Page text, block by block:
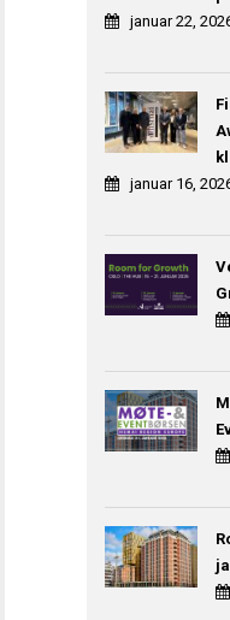
januar 22,
januar 16,